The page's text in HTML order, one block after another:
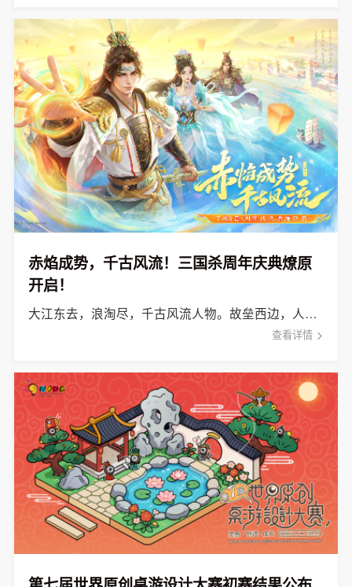
赤焰成势，千古风流！三国杀周年庆典燎原
开启！
大江东去，浪淘尽，千古风流人物。故垒西边，人道是，三国周郎赤壁。
查看详情